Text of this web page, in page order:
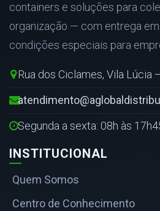
containers e soluções para
organização — com entrega
condições especiais para
Rua dos Ciclames, Vila Lúcia
Segunda a sexta: 08h às
INSTITUCIONAL
Quem Somos
Centro de Conhecimento